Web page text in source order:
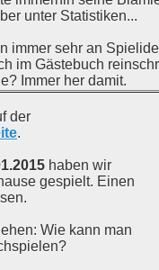
unter Statistiken...
immer sehr an
im Gästebuch
Immer her damit.
der
.
haben wir
gespielt. Einen
Wie kann man